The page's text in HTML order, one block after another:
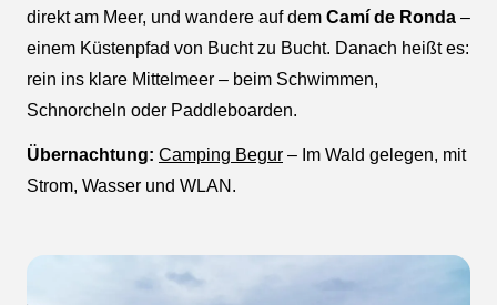
direkt am Meer, und wandere auf dem Camí de Ronda –
einem Küstenpfad von Bucht zu Bucht. Danach heißt es:
rein ins klare Mittelmeer – beim Schwimmen,
Schnorcheln oder Paddleboarden.
Übernachtung: Camping Begur – Im Wald gelegen, mit
Strom, Wasser und WLAN.